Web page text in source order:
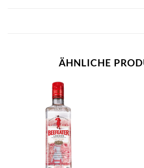
ÄHNLICHE